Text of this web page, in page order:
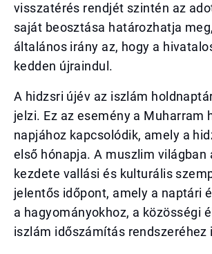
visszatérés rendjét szintén az
saját beosztása határozhatja
általános irány az, hogy a
kedden újraindul.
A hidzsri újév az iszlám
jelzi. Ez az esemény a Muharram
napjához kapcsolódik, amely a
első hónapja. A muszlim világban
kezdete vallási és kulturális
jelentős időpont, amely a naptári
a hagyományokhoz, a közösségi
iszlám időszámítás rendszeréhez